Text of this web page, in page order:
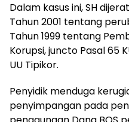
Dalam kasus ini, SH
Tahun 2001 tentang
Tahun 1999 tentang
Korupsi, juncto Pasal 65
UU Tipikor.
Penyidik menduga
penyimpangan pada